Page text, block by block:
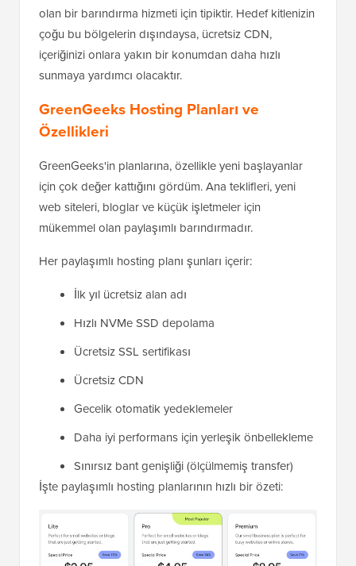
olan bir barındırma hizmeti için tipiktir. Hedef kitlenizin
çoğu bu bölgelerin dışındaysa, ücretsiz CDN,
içeriğinizi onlara yakın bir konumdan daha hızlı
sunmaya yardımcı olacaktır.
GreenGeeks Hosting Planları ve
Özellikleri
GreenGeeks'in planlarına, özellikle yeni başlayanlar
için çok değer kattığını gördüm. Ana teklifleri, yeni
web siteleri, bloglar ve küçük işletmeler için
mükemmel olan paylaşımlı barındırmadır.
Her paylaşımlı hosting planı şunları içerir:
İlk yıl ücretsiz alan adı
Hızlı NVMe SSD depolama
Ücretsiz SSL sertifikası
Ücretsiz CDN
Gecelik otomatik yedeklemeler
Daha iyi performans için yerleşik önbellekleme
Sınırsız bant genişliği (ölçülmemiş transfer)
İşte paylaşımlı hosting planlarının hızlı bir özeti: